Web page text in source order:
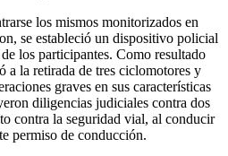
los mismos monitorizados en
se estableció un dispositivo policial
los participantes. Como resultado
a la retirada de tres ciclomotores y
graves en sus características
diligencias judiciales contra dos
contra la seguridad vial, al conducir
permiso de conducción.